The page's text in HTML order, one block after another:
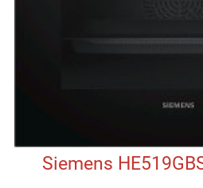
Siemens